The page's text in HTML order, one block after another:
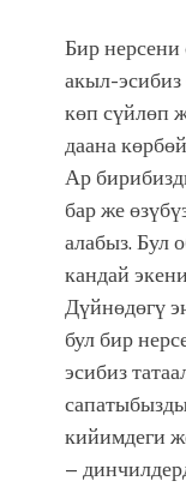
Бир
акыл-
көп сүйлөп
даана
Ар
бар же
алабыз. Бул
кандай
Дүйнөдөгү
бул бир
эсибиз
кийимдеги
–